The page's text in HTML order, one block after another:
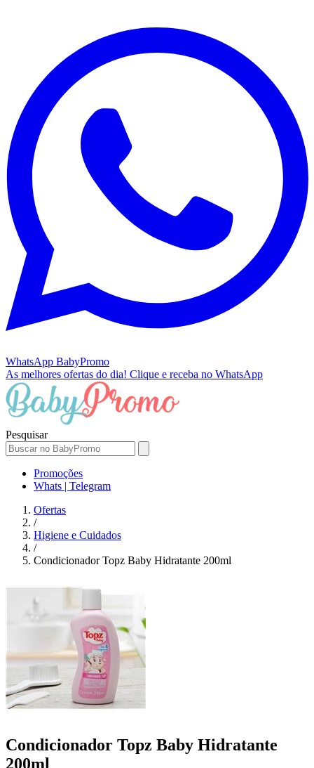
WhatsApp BabyPromo
As melhores ofertas do dia! Clique e receba no WhatsApp
Pesquisar
Promoções
Whats | Telegram
Ofertas
/
Higiene e Cuidados
/
Condicionador Topz Baby Hidratante 200ml
Condicionador Topz Baby Hidratante
200ml